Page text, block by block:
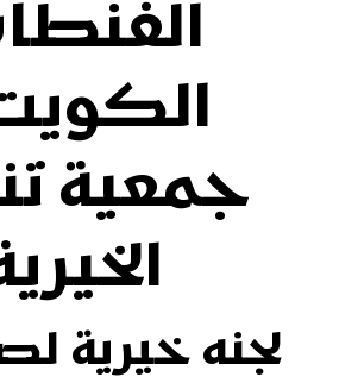
جمعية
لجنه خيرية